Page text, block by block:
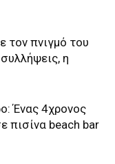
τον πνιγμό του
η
Ένας 4χρονος
πισίνα beach bar